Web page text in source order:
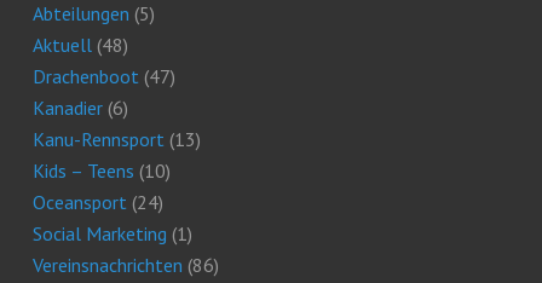
Abteilungen (5)
Aktuell(48)
Drachenboot(47)
Kanadier(6)
Kanu-Rennsport(13)
Kids – Teens (10)
Oceansport(24)
Social Marketing (1)
Vereinsnachrichten (86)